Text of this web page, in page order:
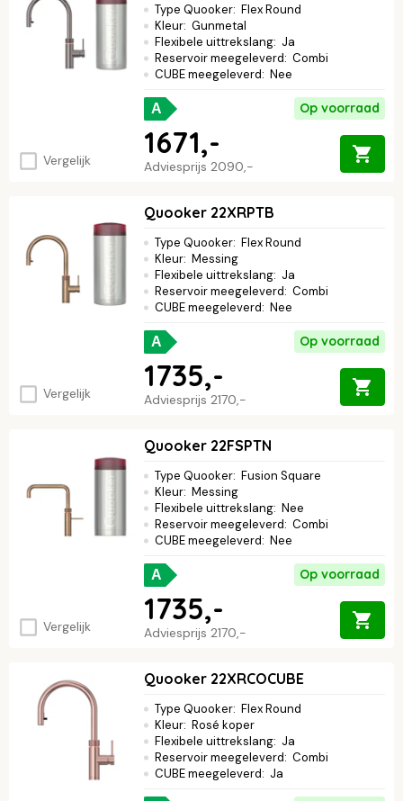
Vergelijk
Type Quooker: Flex Round
Kleur: Gunmetal
Flexibele uittrekslang: Ja
Reservoir meegeleverd: Combi
CUBE meegeleverd: Nee
A Op voorraad
Adviesprijs 2090,-
1671,-
Vergelijk
Quooker 22XRPTB
Type Quooker: Flex Round
Kleur: Messing
Flexibele uittrekslang: Ja
Reservoir meegeleverd: Combi
CUBE meegeleverd: Nee
A Op voorraad
Adviesprijs 2170,-
1735,-
Vergelijk
Quooker 22FSPTN
Type Quooker: Fusion Square
Kleur: Messing
Flexibele uittrekslang: Nee
Reservoir meegeleverd: Combi
CUBE meegeleverd: Nee
A Op voorraad
Adviesprijs 2170,-
1735,-
Quooker 22XRCOCUBE
Type Quooker: Flex Round
Kleur: Rosé koper
Flexibele uittrekslang: Ja
Reservoir meegeleverd: Combi
CUBE meegeleverd: Ja